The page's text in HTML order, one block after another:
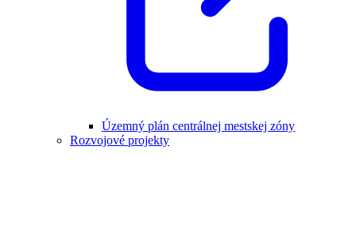
Územný plán centrálnej mestskej zóny
Rozvojové projekty